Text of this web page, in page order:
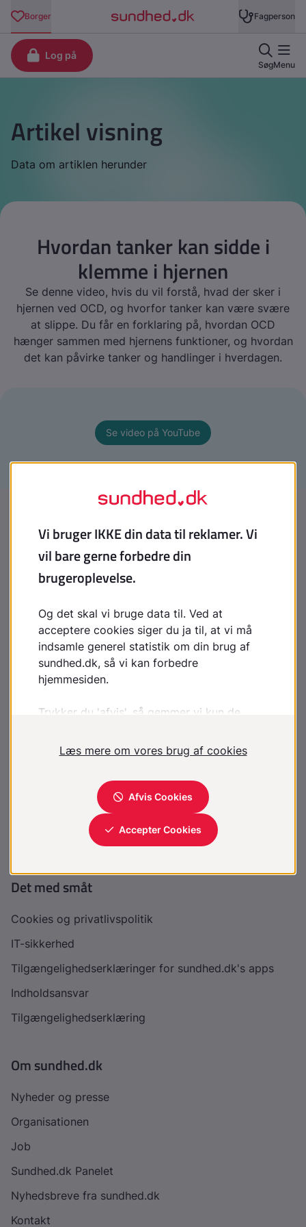
Artikel visning
Data om artiklen herunder
Hvordan tanker kan sidde i
klemme i hjernen
Se denne video, hvis du vil forstå, hvad der sker i
hjernen ved OCD, og hvorfor tanker kan være svære
at slippe. Du får en forklaring på, hvordan OCD
hænger sammen med hjernens funktioner, og hvordan
det kan påvirke tanker og handlinger i hverdagen.
Se video på YouTube